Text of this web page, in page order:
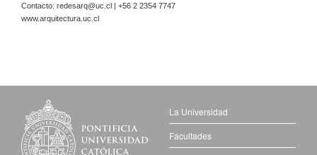
Contacto: redesarq@uc.cl | +56 2 2354 7747
www.arquitectura.uc.cl
La Universidad
Facultades